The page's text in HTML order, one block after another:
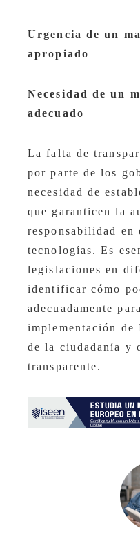
Urgencia de un
apropiado
Necesidad de un
adecuado
La falta de
por parte de los
necesidad de
que garanticen la
responsabilidad en
tecnologías. Es
legislaciones en
identificar cómo
adecuadamente
implementación de
de la ciudadanía y
transparente.